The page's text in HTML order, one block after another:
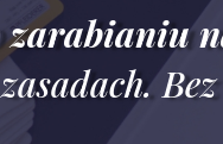
zarabianiu